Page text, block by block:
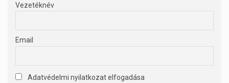
Vezetéknév
Email
Adatvédelmi nyilatkozat elfogadása